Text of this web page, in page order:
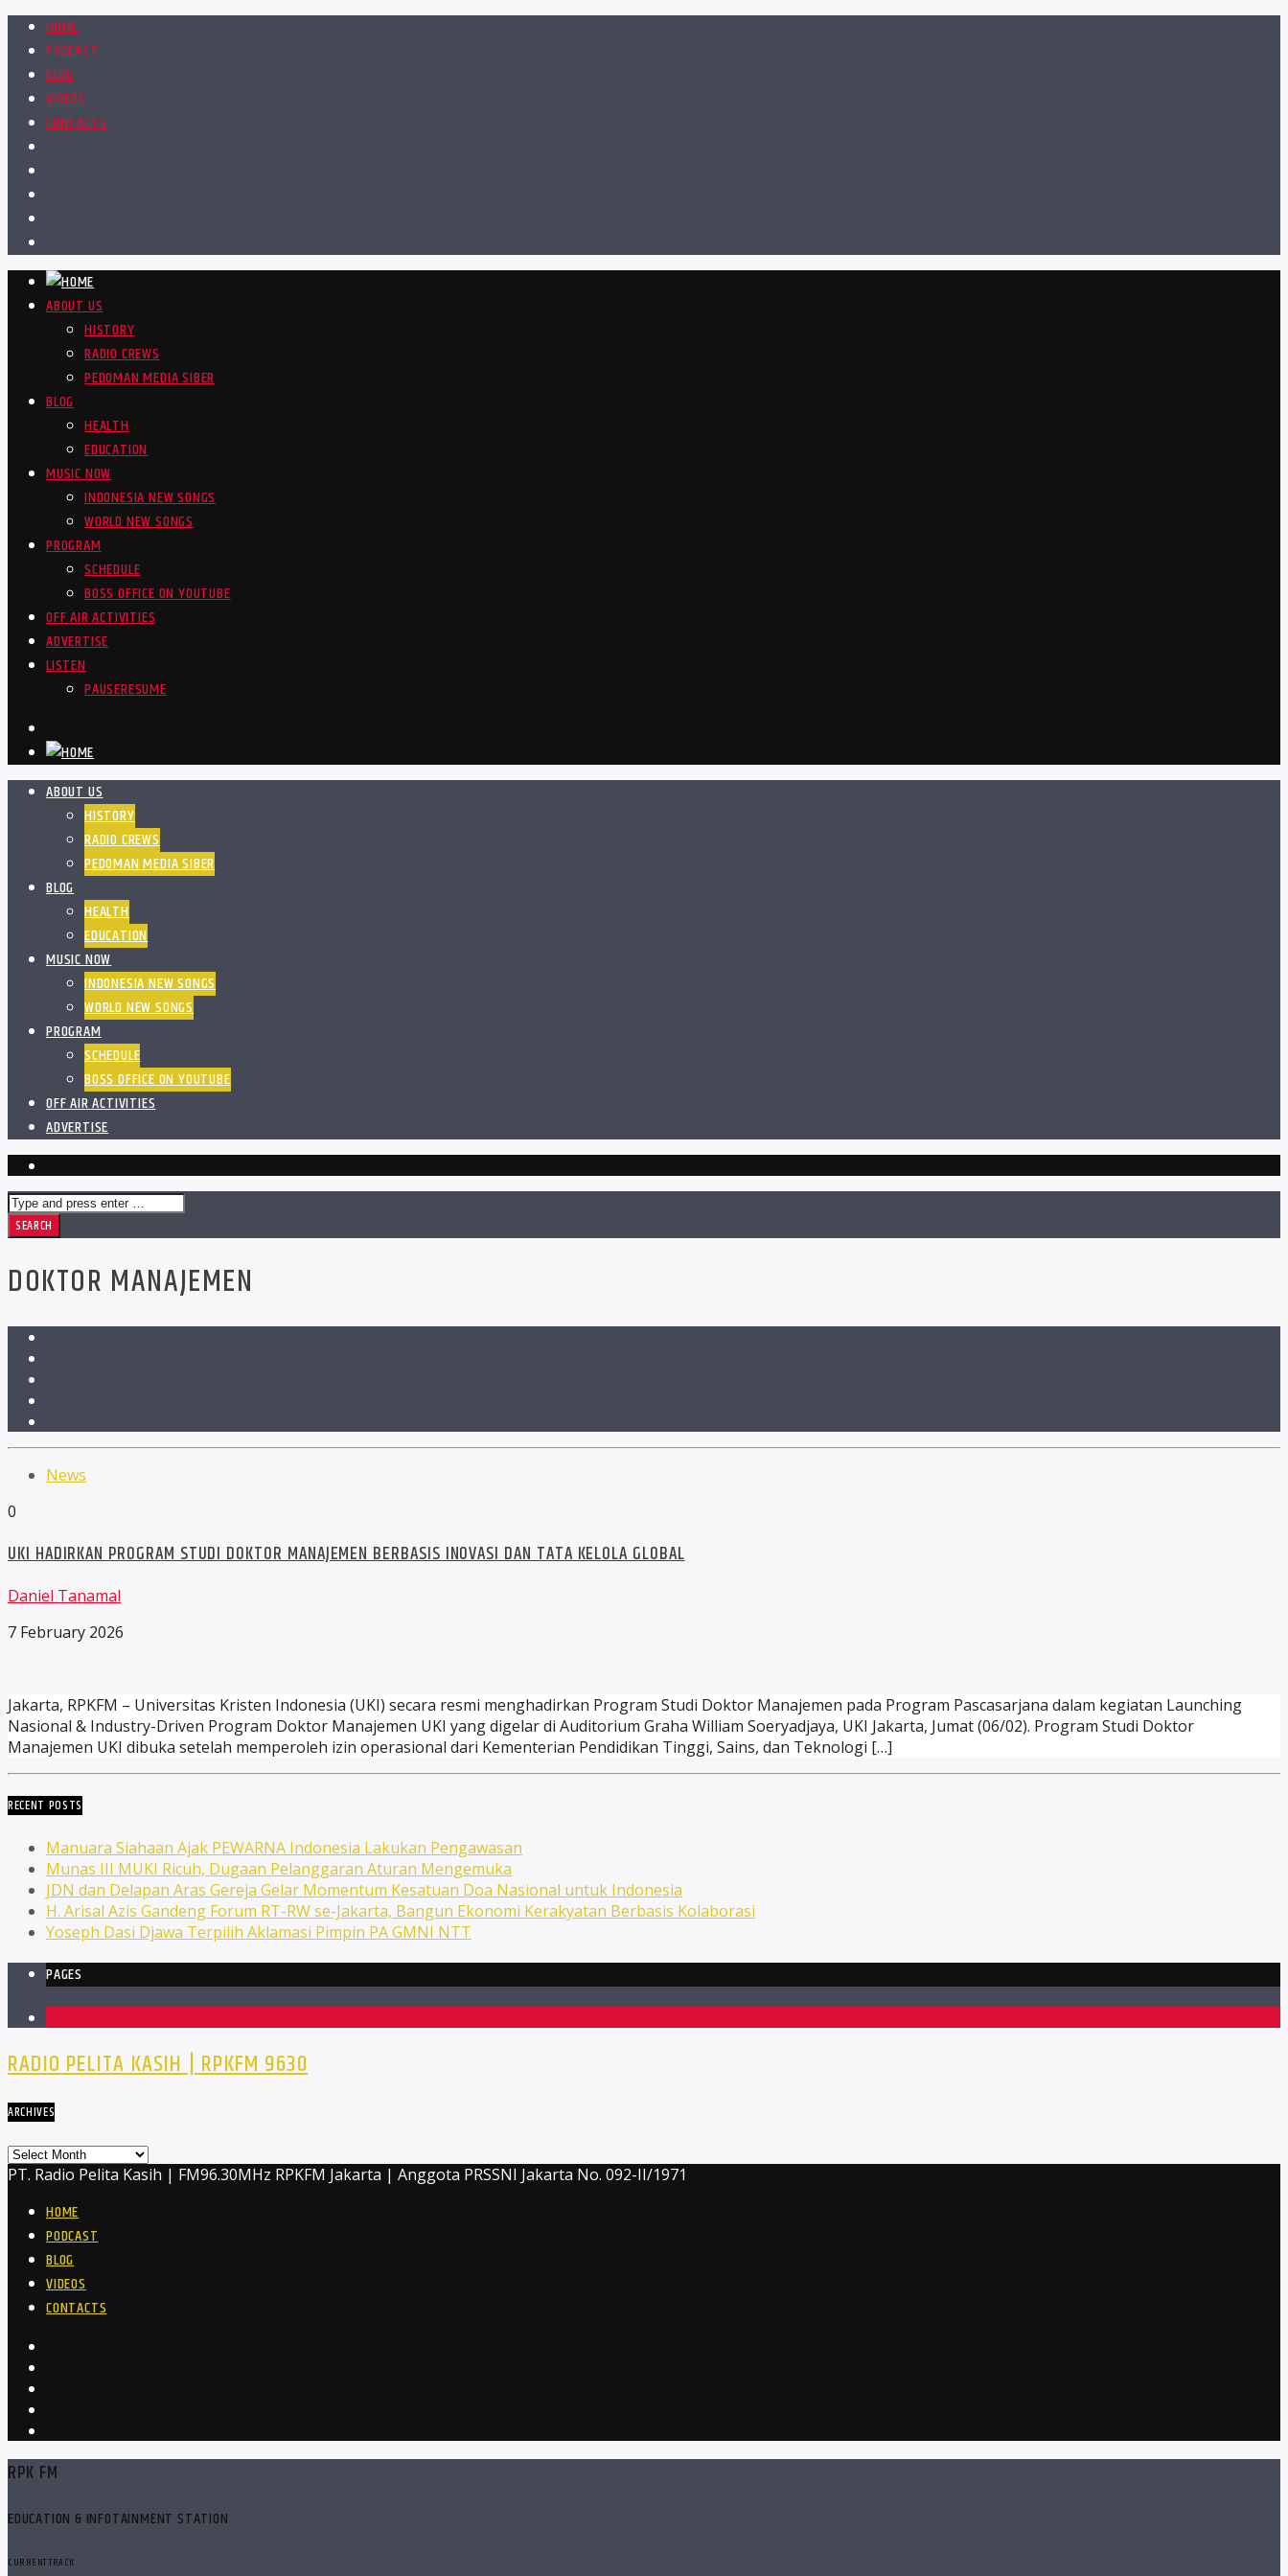
HOME
PODCAST
BLOG
VIDEOS
CONTACTS
ABOUT US
HISTORY
RADIO CREWS
PEDOMAN MEDIA SIBER
BLOG
HEALTH
EDUCATION
MUSIC NOW
INDONESIA NEW SONGS
WORLD NEW SONGS
PROGRAM
SCHEDULE
BOSS OFFICE ON YOUTUBE
OFF AIR ACTIVITIES
ADVERTISE
LISTEN
PAUSERESUME
ABOUT US
HISTORY
RADIO CREWS
PEDOMAN MEDIA SIBER
BLOG
HEALTH
EDUCATION
MUSIC NOW
INDONESIA NEW SONGS
WORLD NEW SONGS
PROGRAM
SCHEDULE
BOSS OFFICE ON YOUTUBE
OFF AIR ACTIVITIES
ADVERTISE
DOKTOR MANAJEMEN
News
0
UKI HADIRKAN PROGRAM STUDI DOKTOR MANAJEMEN BERBASIS INOVASI DAN TATA KELOLA GLOBAL
Daniel Tanamal
7 February 2026
Jakarta, RPKFM – Universitas Kristen Indonesia (UKI) secara resmi menghadirkan Program Studi Doktor Manajemen pada Program Pascasarjana dalam kegiatan Launching
Nasional & Industry-Driven Program Doktor Manajemen UKI yang digelar di Auditorium Graha William Soeryadjaya, UKI Jakarta, Jumat (06/02). Program Studi Doktor
Manajemen UKI dibuka setelah memperoleh izin operasional dari Kementerian Pendidikan Tinggi, Sains, dan Teknologi […]
RECENT POSTS
Manuara Siahaan Ajak PEWARNA Indonesia Lakukan Pengawasan
Munas III MUKI Ricuh, Dugaan Pelanggaran Aturan Mengemuka
JDN dan Delapan Aras Gereja Gelar Momentum Kesatuan Doa Nasional untuk Indonesia
H. Arisal Azis Gandeng Forum RT-RW se-Jakarta, Bangun Ekonomi Kerakyatan Berbasis Kolaborasi
Yoseph Dasi Djawa Terpilih Aklamasi Pimpin PA GMNI NTT
PAGES
RADIO PELITA KASIH | RPKFM 9630
ARCHIVES
Archives
PT. Radio Pelita Kasih | FM96.30MHz RPKFM Jakarta | Anggota PRSSNI Jakarta No. 092-II/1971
HOME
PODCAST
BLOG
VIDEOS
CONTACTS
RPK FM
EDUCATION & INFOTAINMENT STATION
CURRENT TRACK